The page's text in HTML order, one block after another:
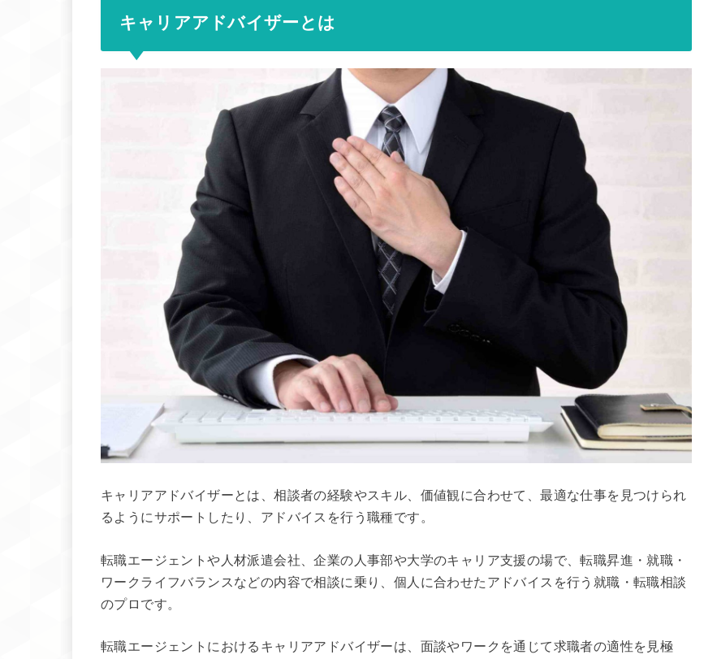
キャリアアドバイザーとは
キャリアアドバイザーとは、相談者の経験やスキル、価値観に合わせて、最適な仕事を見つけられ
るようにサポートしたり、アドバイスを行う職種です。
転職エージェントや人材派遣会社、企業の人事部や大学のキャリア支援の場で、転職昇進・就職・
ワークライフバランスなどの内容で相談に乗り、個人に合わせたアドバイスを行う就職・転職相談
のプロです。
転職エージェントにおけるキャリアアドバイザーは、面談やワークを通じて求職者の適性を見極